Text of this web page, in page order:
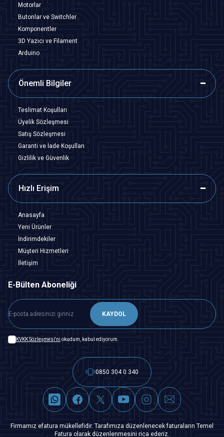
Motorlar
Butonlar ve Switchler
Komponentler
3D Yazıcı ve Filament
Arduino
Önemli Bilgiler
Teslimat Koşulları
Üyelik Sözleşmesi
Satış Sözleşmesi
Garanti ve İade Koşulları
Gizlilik ve Güvenlik
Hızlı Erişim
Anasayfa
Yeni Ürünler
İndirimdekiler
Müşteri Hizmetleri
İletişim
E-Bülten Aboneliği
KAYDOL
KVKK Sözleşmesi'ni okudum, kabul ediyorum.
0850 304 0 340
Firmamız efatura mükellefidir. Tarafımıza düzenlenecek faturaların Temel
Fatura olarak düzenlenmesini rica ederiz.